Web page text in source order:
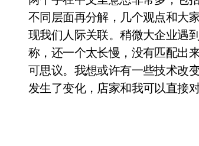
不同层面再分解，几个观点和大
现我们人际关联。稍微大企业遇
称，还一个太长慢，没有匹配出
可思议。我想或许有一些技术改
发生了变化，店家和我可以直接对